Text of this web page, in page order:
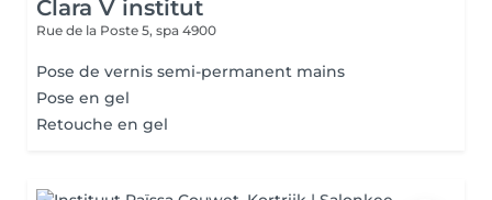
Clara V institut
Rue de la Poste 5, spa 4900
Pose de vernis semi-permanent mains
Pose en gel
Retouche en gel